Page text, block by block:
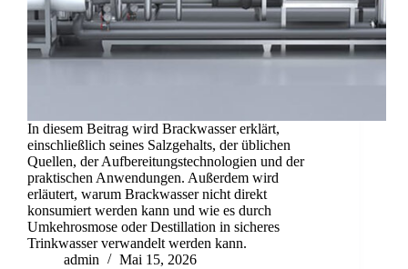
In diesem Beitrag wird Brackwasser erklärt,
einschließlich seines Salzgehalts, der üblichen
Quellen, der Aufbereitungstechnologien und der
praktischen Anwendungen. Außerdem wird
erläutert, warum Brackwasser nicht direkt
konsumiert werden kann und wie es durch
Umkehrosmose oder Destillation in sicheres
Trinkwasser verwandelt werden kann.
admin
Mai 15, 2026